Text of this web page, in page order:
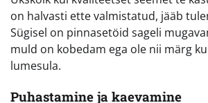
on halvasti ette valmistatud, jääb
Sügisel on pinnasetöid sageli
muld on kobedam ega ole nii märg
lumesula.
Puhastamine ja kaevamine